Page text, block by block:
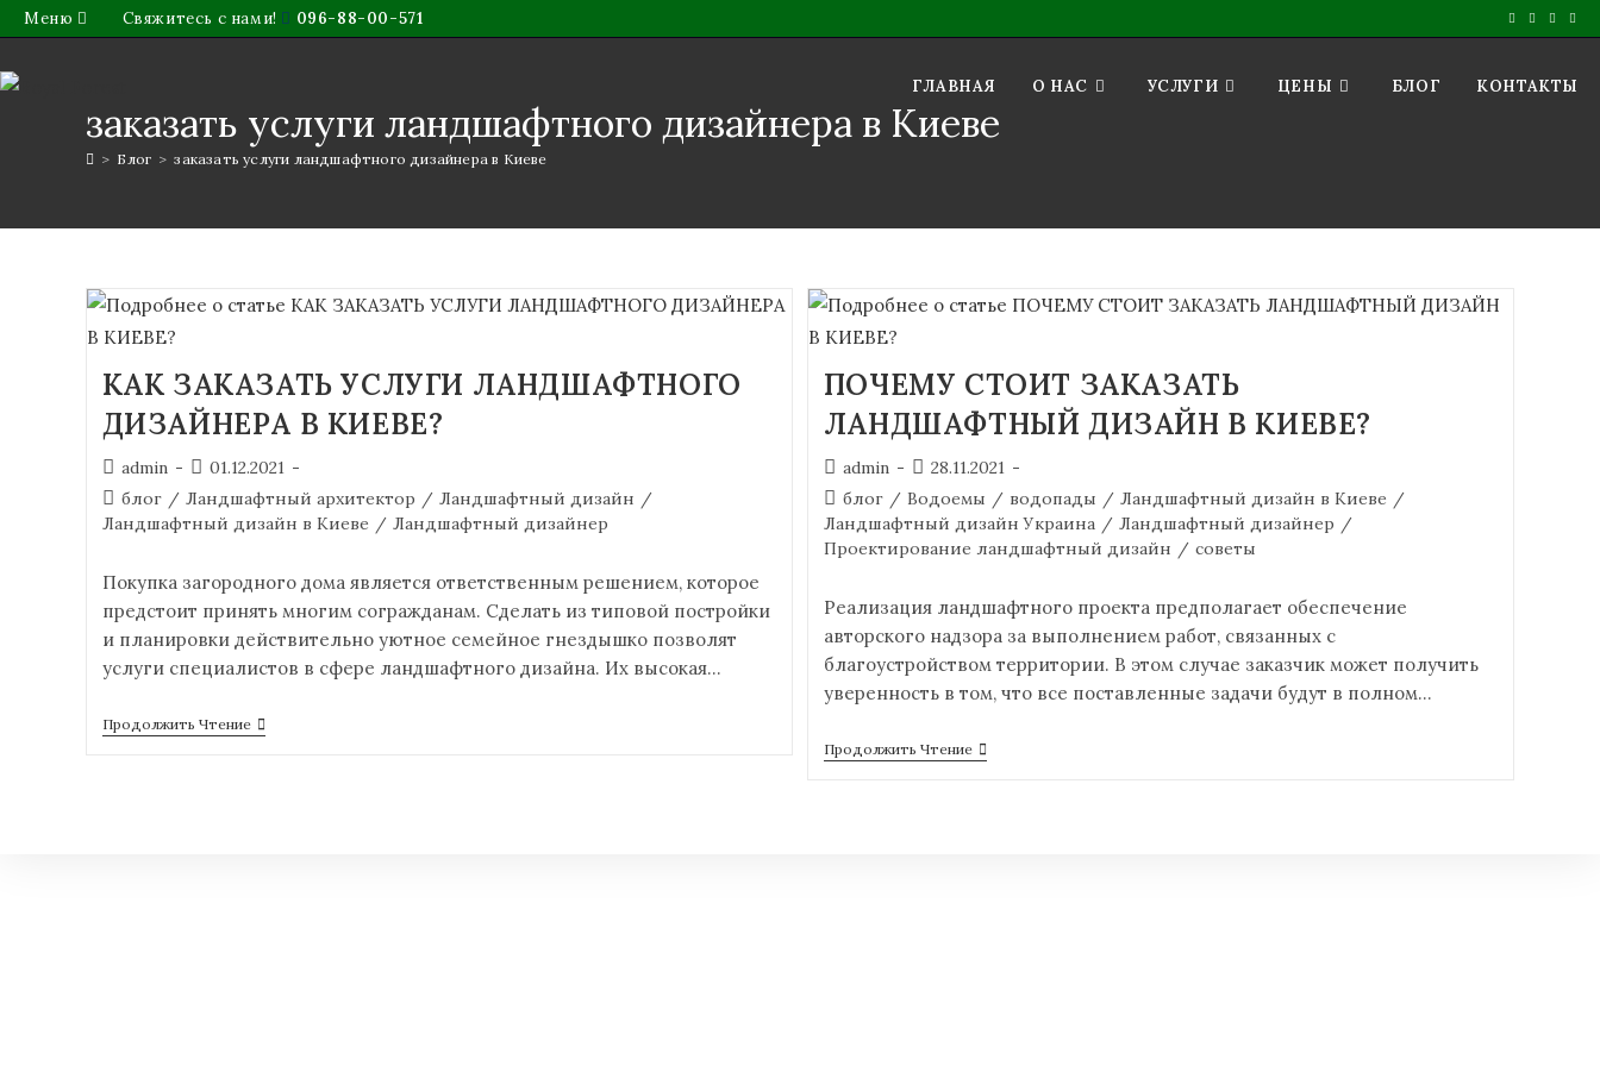
Меню Свяжитесь с нами! 096-88-00-571
ГЛАВНАЯ О НАС УСЛУГИ ЦЕНЫ БЛОГ КОНТАКТЫ
заказать услуги ландшафтного дизайнера в Киеве
> Блог > заказать услуги ландшафтного дизайнера в Киеве
КАК ЗАКАЗАТЬ УСЛУГИ ЛАНДШАФТНОГО
ДИЗАЙНЕРА В КИЕВЕ?
admin
01.12.2021
блог / Ландшафтный архитектор / Ландшафтный дизайн /
Ландшафтный дизайн в Киеве / Ландшафтный дизайнер
Покупка загородного дома является ответственным решением, которое
предстоит принять многим согражданам. Сделать из типовой постройки
и планировки действительно уютное семейное гнездышко позволят
услуги специалистов в сфере ландшафтного дизайна. Их высокая…
Продолжить Чтение
ПОЧЕМУ СТОИТ ЗАКАЗАТЬ
ЛАНДШАФТНЫЙ ДИЗАЙН В КИЕВЕ?
admin
28.11.2021
блог / Водоемы / водопады / Ландшафтный дизайн в Киеве /
Ландшафтный дизайн Украина / Ландшафтный дизайнер /
Проектирование ландшафтный дизайн / советы
Реализация ландшафтного проекта предполагает обеспечение
авторского надзора за выполнением работ, связанных с
благоустройством территории. В этом случае заказчик может получить
уверенность в том, что все поставленные задачи будут в полном…
Продолжить Чтение